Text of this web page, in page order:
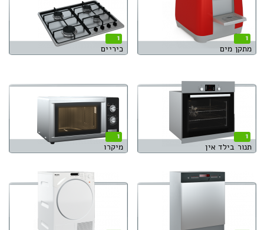
1
מתקן מים
1
כיריים
1
תנור בילד אין
1
מיקרו